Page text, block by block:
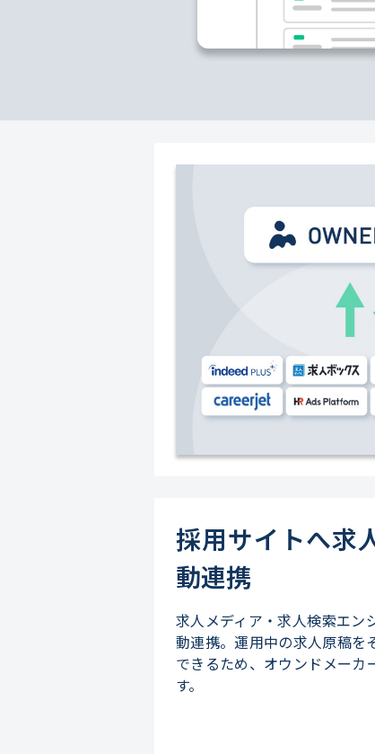
採用サイトへ求
動連携
求人メディア・求人検索エン
動連携。運用中の求人原稿を
できるため、オウンドメーカ
す。